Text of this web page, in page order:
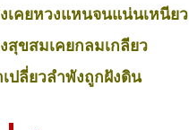
เคยหวงแหนจนแน่นเหนียว
สุขสมเคยกลมเกลียว
เปลี่ยวลำพังถูกฝังดิน